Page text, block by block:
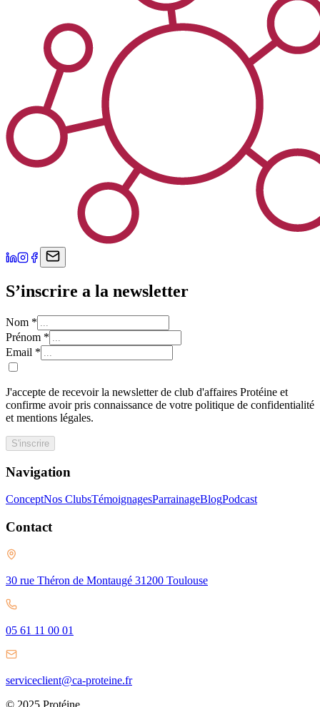
S’inscrire a la newsletter
Nom *
Prénom *
Email *
J'accepte de recevoir la newsletter de club d'affaires Protéine et
confirme avoir pris connaissance de votre politique de confidentialité
et mentions légales.
S'inscrire
Navigation
ConceptNos ClubsTémoignagesParrainageBlogPodcast
Contact
30 rue Théron de Montaugé 31200 Toulouse
05 61 11 00 01
serviceclient@ca-proteine.fr
© 2025 Protéine